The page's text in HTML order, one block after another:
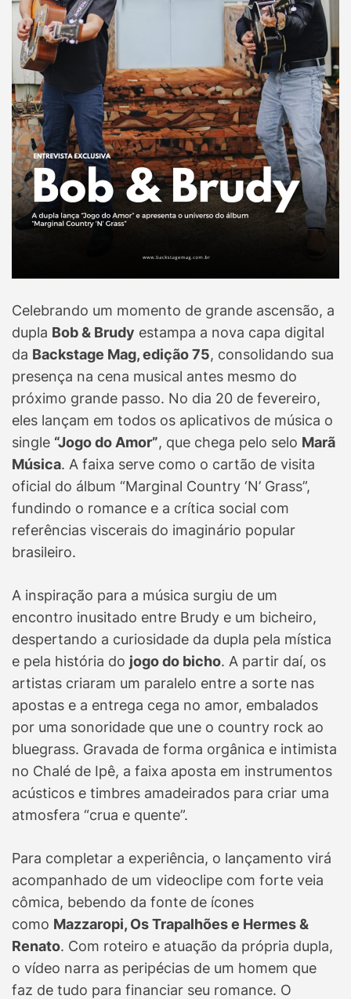
Celebrando um momento de grande ascensão, a
dupla Bob & Brudy estampa a nova capa digital
da Backstage Mag, edição 75, consolidando sua
presença na cena musical antes mesmo do
próximo grande passo. No dia 20 de fevereiro,
eles lançam em todos os aplicativos de música o
single “Jogo do Amor”, que chega pelo selo Marã
Música. A faixa serve como o cartão de visita
oficial do álbum “Marginal Country ‘N’ Grass”,
fundindo o romance e a crítica social com
referências viscerais do imaginário popular
brasileiro.
A inspiração para a música surgiu de um
encontro inusitado entre Brudy e um bicheiro,
despertando a curiosidade da dupla pela mística
e pela história do jogo do bicho. A partir daí, os
artistas criaram um paralelo entre a sorte nas
apostas e a entrega cega no amor, embalados
por uma sonoridade que une o country rock ao
bluegrass. Gravada de forma orgânica e intimista
no Chalé de Ipê, a faixa aposta em instrumentos
acústicos e timbres amadeirados para criar uma
atmosfera “crua e quente”.
Para completar a experiência, o lançamento virá
acompanhado de um videoclipe com forte veia
cômica, bebendo da fonte de ícones
como Mazzaropi, Os Trapalhões e Hermes &
Renato. Com roteiro e atuação da própria dupla,
o vídeo narra as peripécias de um homem que
faz de tudo para financiar seu romance. O